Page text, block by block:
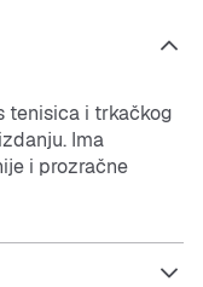
tenisica i trkačkog
Ima
i prozračne
upečatljivog
i nevjerojatnu